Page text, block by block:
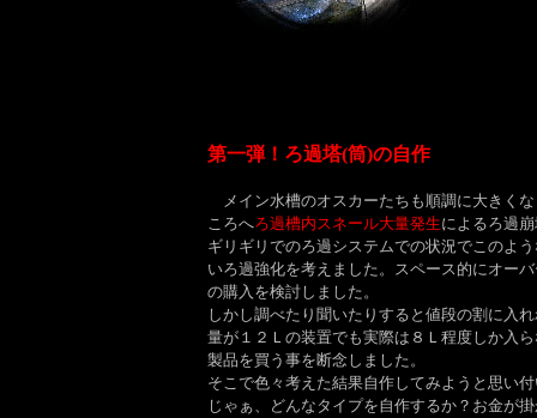
第一弾！ろ過塔(筒)の自作
メイン水槽のオスカーたちも順調に大きく
ころへろ過槽内スネール大量発生によるろ過
ギリギリでのろ過システムでの状況でこのよ
いろ過強化を考えました。スペース的にオー
の購入を検討しました。
しかし調べたり聞いたりすると値段の割に入
量が１２Ｌの装置でも実際は８Ｌ程度しか入
製品を買う事を断念しました。
そこで色々考えた結果自作してみようと思い
じゃぁ、どんなタイプを自作するか？お金が